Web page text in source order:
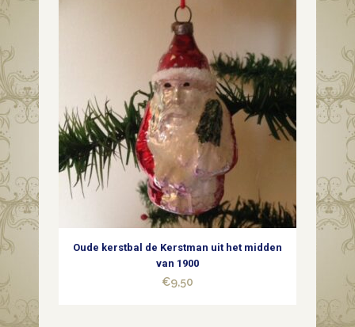
Oude kerstbal de Kerstman uit het midden
van 1900
€9,50